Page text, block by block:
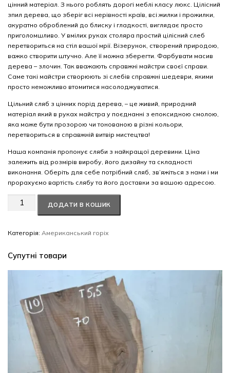
цінний матеріал. З нього роблять дорогі меблі класу люкс. Цілісний
зпил дерева, що зберіг всі нерівності країв, всі жилки і прожилки,
акуратно оброблений до блиску і гладкості, виглядає просто
приголомшливо. У вмілих руках столяра простий цілісний слеб
перетвориться на стіл вашої мрії. Візерунок, створений природою,
важко створити штучно. Але її можна зберегти. Фарбувати масив
дерева – злочин. Так вважають справжні майстри своєї справи.
Саме такі майстри створюють зі слебів справжні шедеври, якими
просто неможливо втомитися насолоджуватися.
Цільний сляб з цінних порід дерева, – це живий, природний
матеріал який в руках майстра у поєднанні з епоксидною смолою,
яка може бути прозорою чи тонованою в різні кольори,
перетвориться в справжній витвір мистецтва!
Наша компанія пропонує сляби з найкращої деревини. Ціна
залежить від розмірів виробу, його дизайну та складності
виконання. Оберіть для себе потрібний сляб, зв’яжіться з нами і ми
прорахуємо вартість слябу та його доставки за вашою адресою.
Американський
кількість
ДОДАТИ В КОШИК
Категорія: Американський горіх
Супутні товари